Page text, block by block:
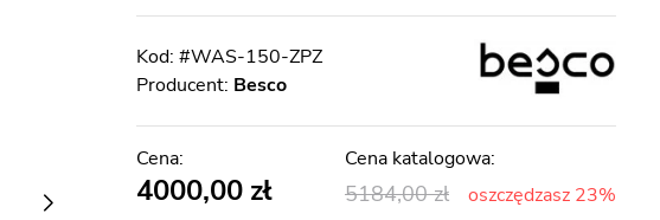
#WAS-150-ZPZ
Producent: Besco
4000,00 5184,00
oszczędzasz 23%